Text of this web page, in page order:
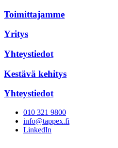
Toimittajamme
Yritys
Yhteystiedot
Kestävä kehitys
Yhteystiedot
010 321 9800
info@tappex.fi
LinkedIn